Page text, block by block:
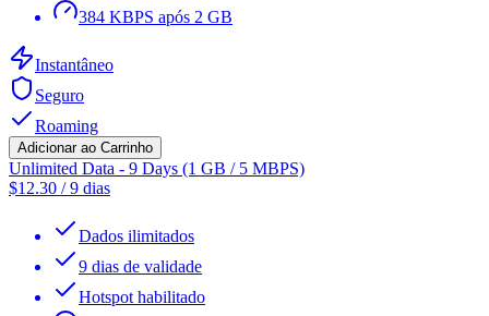
384 KBPS após 2 GB
Instantâneo
Seguro
Roaming
Adicionar ao Carrinho
Unlimited Data - 9 Days (1 GB / 5 MBPS)
$12.30 /9 dias
Dados ilimitados
9 dias de validade
Hotspot habilitado